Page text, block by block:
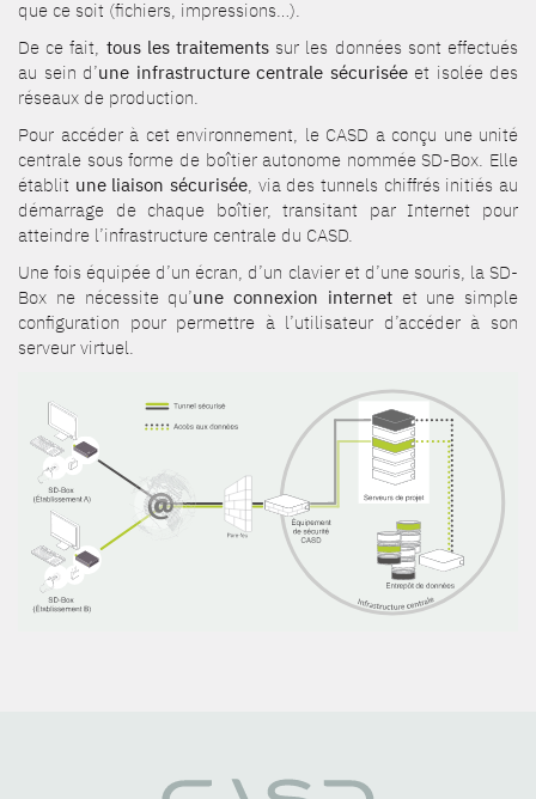
que ce soit (fichiers, impressions…).
De ce fait, tous les traitements sur les données sont effectués
au sein d’une infrastructure centrale sécurisée et isolée des
réseaux de production.
Pour accéder à cet environnement, le CASD a conçu une unité
centrale sous forme de boîtier autonome nommée SD-Box. Elle
établit une liaison sécurisée, via des tunnels chiffrés initiés au
démarrage de chaque boîtier, transitant par Internet pour
atteindre l’infrastructure centrale du CASD.
Une fois équipée d’un écran, d’un clavier et d’une souris, la SD-
Box ne nécessite qu’une connexion internetet une simple
configuration pour permettre à l’utilisateur d’accéder à son
serveur virtuel.